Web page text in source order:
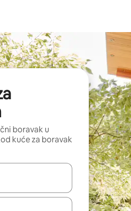
boravak u
kuće za boravak
da se krećete kroz njih pomoću